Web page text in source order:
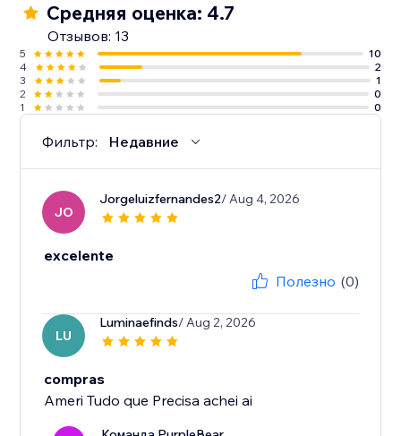
Средняя оценка: 4.7
Отзывов: 13
5
10
4
2
3
1
2
0
1
0
Фильтр: Недавние
JO
Jorgeluizfernandes2/ Aug 4, 2026
excelente
Полезно (0)
LU
Luminaefinds/ Aug 2, 2026
compras
Ameri Tudo que Precisa achei ai